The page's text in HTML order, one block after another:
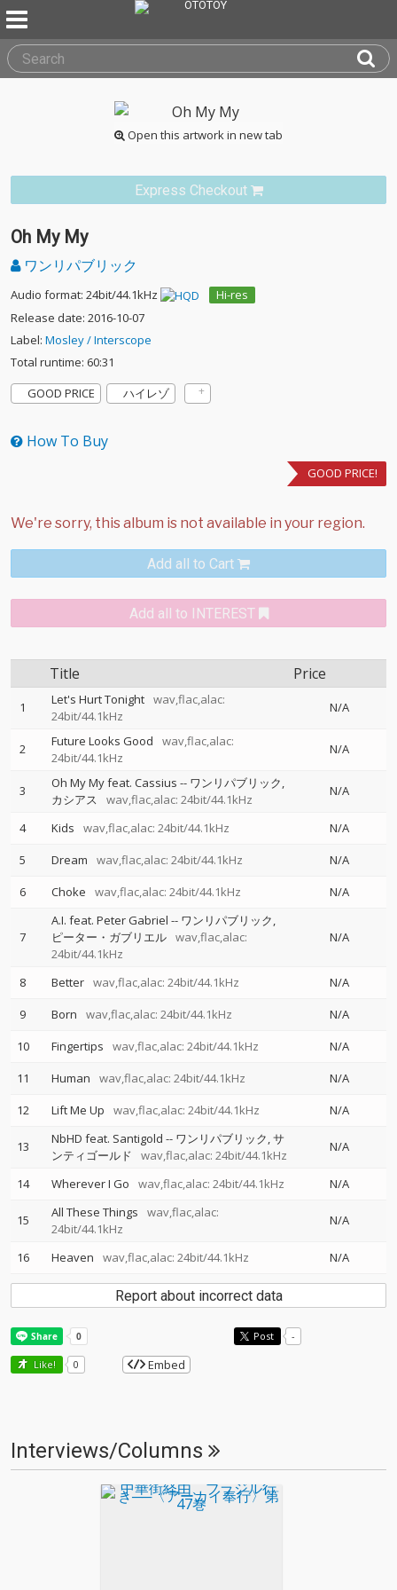
Open this artwork in new tab
Express Checkout
Oh My My
ワンリパブリック
Audio format: 24bit/44.1kHz
Hi-res
Release date: 2016-10-07
Label: Mosley / Interscope
Total runtime: 60:31
GOOD PRICE
ハイレゾ
How To Buy
GOOD PRICE!
Add all to Cart
Add all to INTEREST
Title Price
1 Let's Hurt Tonight wav,flac,alac:
24bit/44.1kHz
N/A
2 Future Looks Good
wav,flac,alac:
24bit/44.1kHz
N/A
3 Oh My My feat. Cassius -- ワンリパブリック
カシアス
wav,flac,alac: 24bit/44.1kHz
N/A
4 Kids wav,flac,alac: 24bit/44.1kHz
N/A
5
Dream wav,flac,alac: 24bit/44.1kHz
N/A
6
Choke wav,flac,alac: 24bit/44.1kHz N/A
7
A.I. feat. Peter Gabriel -- ワンリパブリック
ピーター・ガブリエル wav,flac,alac:
24bit/44.1kHz
N/A
8 Better wav,flac,alac: 24bit/44.1kHz
N/A
9
Born wav,flac,alac: 24bit/44.1kHz
N/A
10
Fingertips wav,flac,alac: 24bit/44.1kHz
N/A
11
Human wav,flac,alac: 24bit/44.1kHz
N/A
12
Lift Me Up wav,flac,alac: 24bit/44.1kHz N/A
13 NbHD feat. Santigold -- ワンリパブリック サ
ンティゴールド
wav,flac,alac: 24bit/44.1kHz
N/A
14 Wherever I Go wav,flac,alac: 24bit/44.1kHz N/A
15 All These Things
wav,flac,alac:
24bit/44.1kHz
N/A
16 Heaven wav,flac,alac: 24bit/44.1kHz N/A
Report about incorrect data
Post -
Like! 0 Embed
Interviews/Columns